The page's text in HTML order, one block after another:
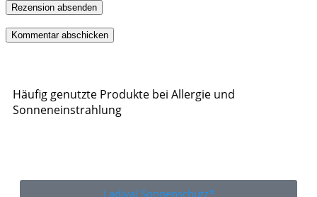
Rezension absenden
Häufig genutzte Produkte bei Allergie und
Sonneneinstrahlung
Ladival Sonnenschutz*